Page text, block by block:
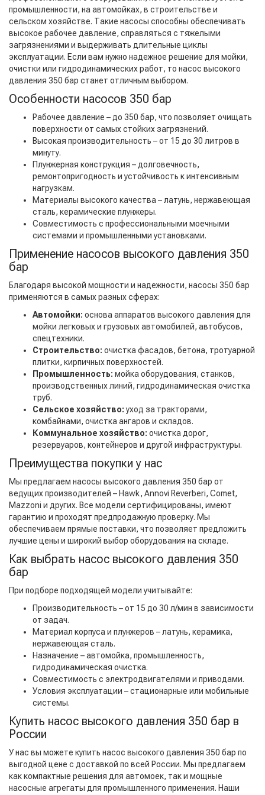
промышленности, на автомойках, в строительстве и
сельском хозяйстве. Такие насосы способны обеспечивать
высокое рабочее давление, справляться с тяжелыми
загрязнениями и выдерживать длительные циклы
эксплуатации. Если вам нужно надежное решение для мойки,
очистки или гидродинамических работ, то насос высокого
давления 350 бар станет отличным выбором.
Особенности насосов 350 бар
Рабочее давление – до 350 бар, что позволяет очищать
поверхности от самых стойких загрязнений.
Высокая производительность – от 15 до 30 литров в
минуту.
Плунжерная конструкция – долговечность,
ремонтопригодность и устойчивость к интенсивным
нагрузкам.
Материалы высокого качества – латунь, нержавеющая
сталь, керамические плунжеры.
Совместимость с профессиональными моечными
системами и промышленными установками.
Применение насосов высокого давления 350
бар
Благодаря высокой мощности и надежности, насосы 350 бар
применяются в самых разных сферах:
Автомойки: основа аппаратов высокого давления для
мойки легковых и грузовых автомобилей, автобусов,
спецтехники.
Строительство: очистка фасадов, бетона, тротуарной
плитки, кирпичных поверхностей.
Промышленность: мойка оборудования, станков,
производственных линий, гидродинамическая очистка
труб.
Сельское хозяйство:уход за тракторами,
комбайнами, очистка ангаров и складов.
Коммунальное хозяйство: очистка дорог,
резервуаров, контейнеров и другой инфраструктуры.
Преимущества покупки у нас
Мы предлагаем насосы высокого давления 350 бар от
ведущих производителей – Hawk, Annovi Reverberi, Comet,
Mazzoni и других. Все модели сертифицированы, имеют
гарантию и проходят предпродажную проверку. Мы
обеспечиваем прямые поставки, что позволяет предложить
лучшие цены и широкий выбор оборудования на складе.
Как выбрать насос высокого давления 350
бар
При подборе подходящей модели учитывайте:
Производительность – от 15 до 30 л/мин в зависимости
от задач.
Материал корпуса и плунжеров – латунь, керамика,
нержавеющая сталь.
Назначение – автомойка, промышленность,
гидродинамическая очистка.
Совместимость с электродвигателями и приводами.
Условия эксплуатации – стационарные или мобильные
системы.
Купить насос высокого давления 350 бар в
России
У нас вы можете купить насос высокого давления 350 бар по
выгодной цене с доставкой по всей России. Мы предлагаем
как компактные решения для автомоек, так и мощные
насосные агрегаты для промышленного применения. Наши